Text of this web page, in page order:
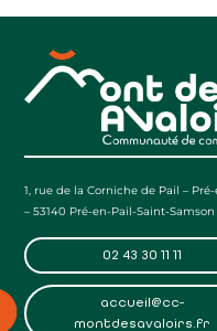
1, rue de la Corniche de Pail –
– 53140 Pré-en-Pail-Saint-Samson
02 43 30 11 11
accueil@cc-
montdesavaloirs.fr